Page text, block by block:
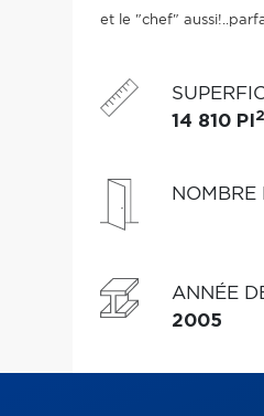
et le "chef"
d'un cinéma maison..
14 810 PI 2
NOMBRE
ANNÉE
2005